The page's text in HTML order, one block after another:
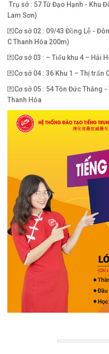
Trụ sở : 57 Từ Đạo Hạnh - Khu
Lam Sơn)
💌Cơ sở 02 : 09/43 Đồng Lễ -
C Thanh Hóa 200m)
💌Cơ sở 03 : – Tiểu khu 4 – Hải
💌Cơ sở 04 : 36 Khu 1 – Thị trấn
💌Cơ sở 05 : 54 Tôn Đức Thắng
Thanh Hóa